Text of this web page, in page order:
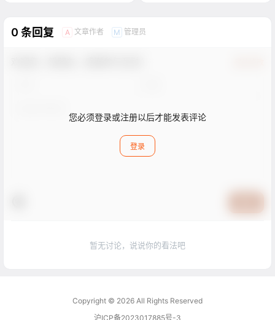
0 条回复 A 文章作者 M 管理员
您必须登录或注册以后才能发表评论
登录
暂无讨论，说说你的看法吧
Copyright © 2026 All Rights Reserved
沪ICP备2023017885号-3